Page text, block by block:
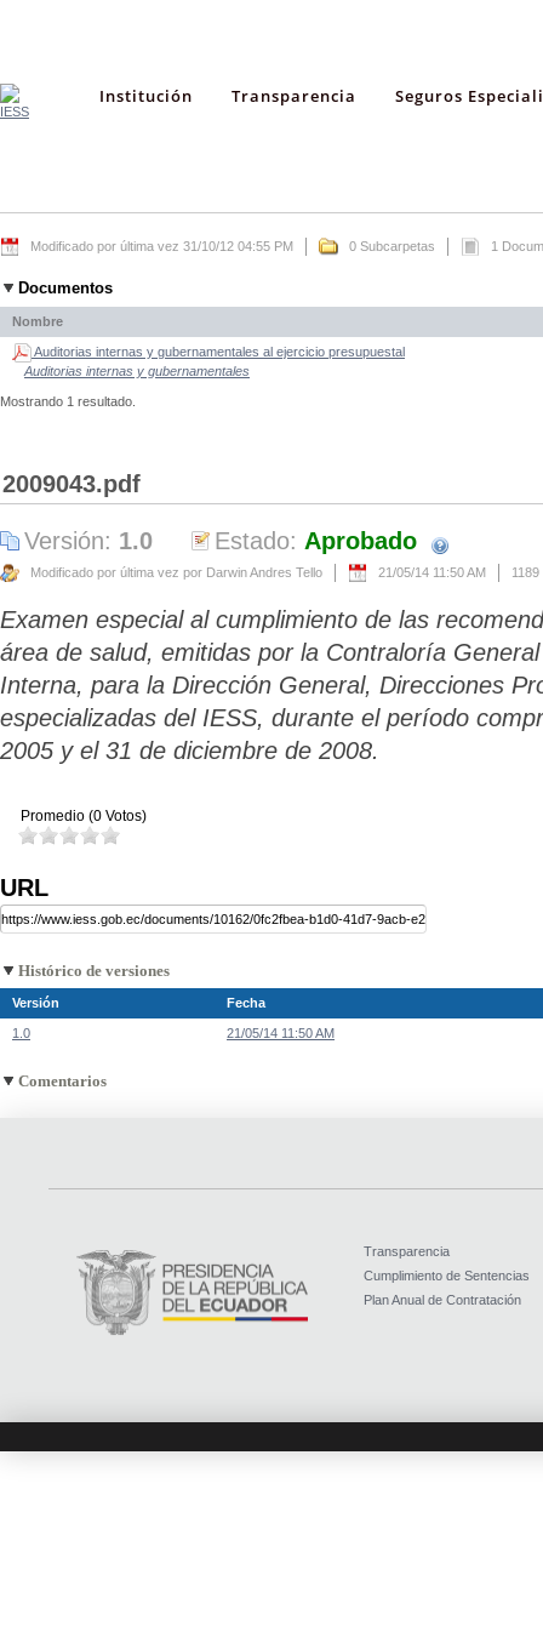
Institución Transparencia Seguros
Modificado por última vez 31/10/12 04:55 PM 0 Subcarpetas 1
Documentos
Nombre
Auditorias internas y gubernamentales al ejercicio presupuestal
Auditorias internas y gubernamentales
Mostrando 1 resultado.
2009043.pdf
Versión: 1.0 Estado: Aprobado
Modificado por última vez por Darwin Andres Tello 21/05/14 11:50 AM
Examen especial al cumplimiento de las
área de salud, emitidas por la Contraloría
Interna, para la Dirección General, Direcciones
especializadas del IESS, durante el período
2005 y el 31 de diciembre de 2008.
Promedio (0 Votos)
URL
Histórico de versiones
Versión Fecha
1.0 21/05/14 11:50 AM
Comentarios
Transparencia
Cumplimiento de Sentencias
Plan Anual de Contratación